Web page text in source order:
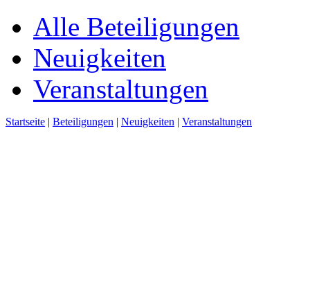
Alle Beteiligungen
Neuigkeiten
Veranstaltungen
Startseite | Beteiligungen | Neuigkeiten | Veranstaltungen